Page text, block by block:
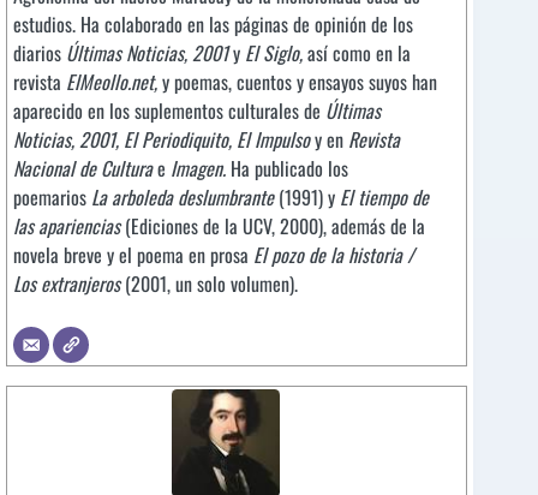
estudios. Ha colaborado en las páginas de opinión de los
diarios Últimas Noticias, 2001y El Siglo,así como en la
revista ElMeollo.net,y poemas, cuentos y ensayos suyos han
aparecido en los suplementos culturales de Últimas
Noticias, 2001, El Periodiquito, El Impulsoy en Revista
Nacional de Culturae Imagen. Ha publicado los
poemarios La arboleda deslumbrante(1991) y El tiempo de
las apariencias(Ediciones de la UCV, 2000), además de la
novela breve y el poema en prosa El pozo de la historia /
Los extranjeros(2001, un solo volumen).